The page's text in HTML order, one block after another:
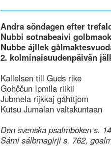
Andra söndagen efter
Nubbi sotnabeaivi
Nubbe ájllek
2. kolminaisuudenpäivän
Kallelsen till Guds rike
Gohččun Ipmila riikii
Jubmela rijkkaj gåhttjom
Kutsu Jumalan valtakuntaan
Den svenska psalmboken s.
Sámi sálbmagirji s. 762,